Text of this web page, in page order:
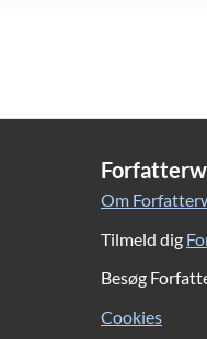
Om
Tilmeld dig
Besøg
Cookies